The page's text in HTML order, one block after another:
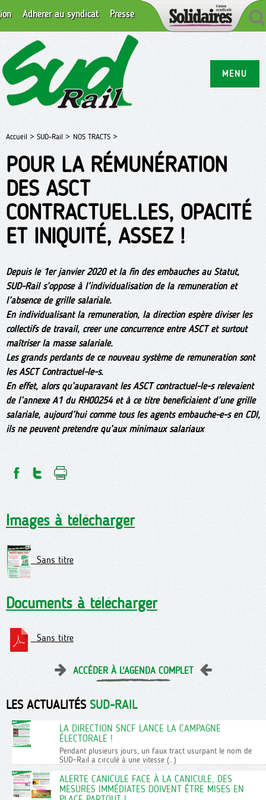
MENU
Adhérer au syndicat Presse
Accueil > SUD-Rail > NOS TRACTS >
POUR LA RÉMUNÉRATION
DES ASCT
CONTRACTUEL.LES, OPACITÉ
ET INIQUITÉ, ASSEZ !
Depuis le 1er janvier 2020 et la fin des embauches au Statut,
SUD-Rail s’oppose à l’individualisation de la rémunération et
l’absence de grille salariale.
En individualisant la rémunération, la direction espère diviser les
collectifs de travail, créer une concurrence entre ASCT et surtout
maîtriser la masse salariale.
Les grands perdants de ce nouveau système de rémunération sont
les ASCT Contractuel-le-s.
En effet, alors qu’auparavant les ASCT contractuel-le-s relevaient
de l’annexe A1 du RH00254 et à ce titre bénéficiaient d’une grille
salariale, aujourd’hui comme tous les agents embauché-e-s en CDI,
ils ne peuvent prétendre qu’aux minimaux salariaux
Images à télécharger
Sans titre
Documents à télécharger
Sans titre
ACCÉDER À L'AGENDA COMPLET
LES ACTUALITÉS SUD-RAIL
LA DIRECTION SNCF LANCE LA CAMPAGNE
ÉLECTORALE !
Pendant plusieurs jours, un faux tract usurpant le nom de
SUD-Rail a circulé à une vitesse (…)
ALERTE CANICULE FACE À LA CANICULE, DES
MESURES IMMÉDIATES DOIVENT ÊTRE MISES EN